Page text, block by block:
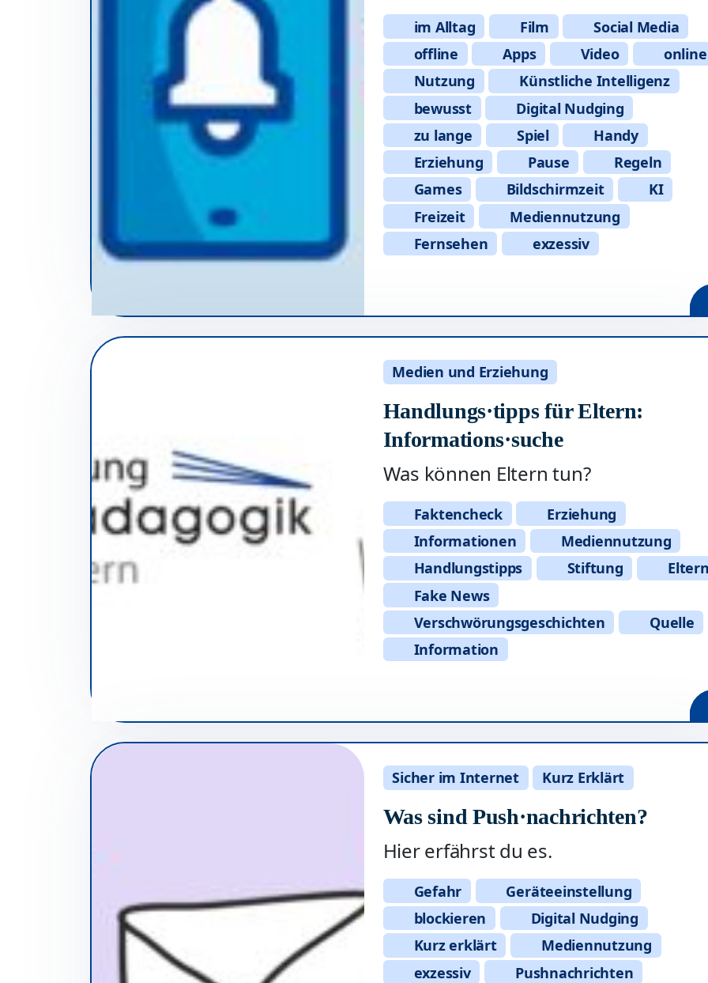
im Alltag Film
Social Media
offline
Apps Video
online
Nutzung
Künstliche Intelligenz
bewusst
Digital Nudging
zu lange
Spiel
Handy
Erziehung
Pause
Regeln
Games
Bildschirmzeit
KI
Freizeit
Mediennutzung
Fernsehen
exzessiv
Medien und Erziehung
Handlungs·tipps für Eltern:
Informations·suche
Was können Eltern tun?
Faktencheck
Erziehung
Informationen
Mediennutzung
Handlungstipps
Stiftung
Fake News
Verschwörungsgeschichten
Quelle
Information
Sicher im Internet Kurz Erklärt
Was sind Push·nachrichten?
Hier erfährst du es.
Gefahr
Geräteeinstellung
blockieren
Digital Nudging
Kurz erklärt
Mediennutzung
exzessiv
Pushnachrichten